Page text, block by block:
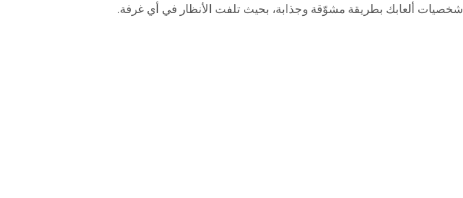
شخصيات ألعابك بطريقة مشوّقة وجذابة، بحيث تلفت الأنظار في أي غرفة.